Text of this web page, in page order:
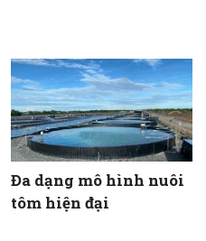
Đa dạng mô hình nuôi
tôm hiện đại